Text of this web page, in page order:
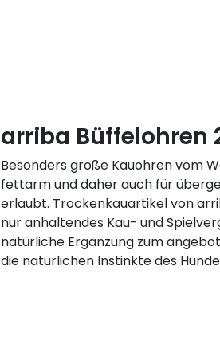
arriba Büffelohren
Besonders große Kauohren vom
fettarm und daher auch für
erlaubt. Trockenkauartikel von
nur anhaltendes Kau- und
natürliche Ergänzung zum
die natürlichen Instinkte des